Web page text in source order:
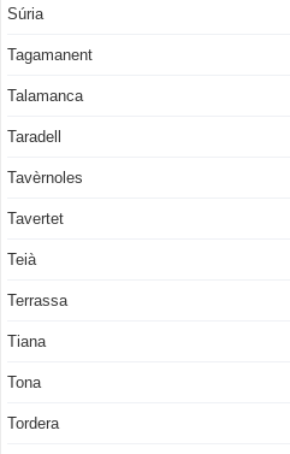
Súria
Tagamanent
Talamanca
Taradell
Tavèrnoles
Tavertet
Teià
Terrassa
Tiana
Tona
Tordera